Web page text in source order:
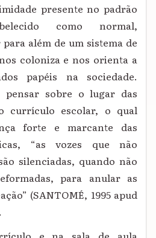
presente no padrão
como normal,
além de um sistema de
coloniza e nos orienta a
papéis na sociedade.
pensar sobre o lugar das
currículo escolar, o qual
forte e marcante das
“as vozes que não
silenciadas, quando não
para anular as
(SANTOMÉ, 1995 apud